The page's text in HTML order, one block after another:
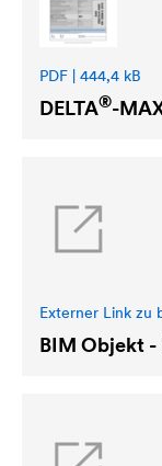
PDF | 444,4 kB
DELTA®-
Externer Link zu
BIM Objekt -